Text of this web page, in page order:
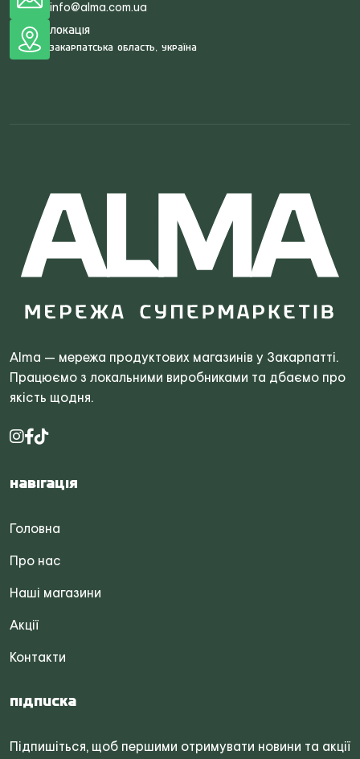
info@alma.com.ua
Локація
Закарпатська область, Україна
Alma — мережа продуктових магазинів у Закарпатті.
Працюємо з локальними виробниками та дбаємо про
якість щодня.
Навігація
Головна
Про нас
Наші магазини
Акції
Контакти
Підписка
Підпишіться, щоб першими отримувати новини та акції